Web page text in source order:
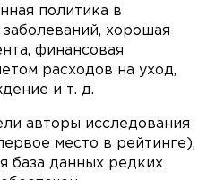
политика в
хорошая
финансовая
расходов на уход,
и т. д.
авторы исследования
место в рейтинге),
база данных редких